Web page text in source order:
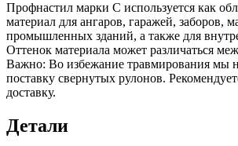
Профнастил марки С используется как
материал для ангаров, гаражей, заборов,
промышленных зданий, а также для
Оттенок материала может различаться
Важно: Во избежание травмирования мы
поставку свернутых рулонов.
доставку.
Детали